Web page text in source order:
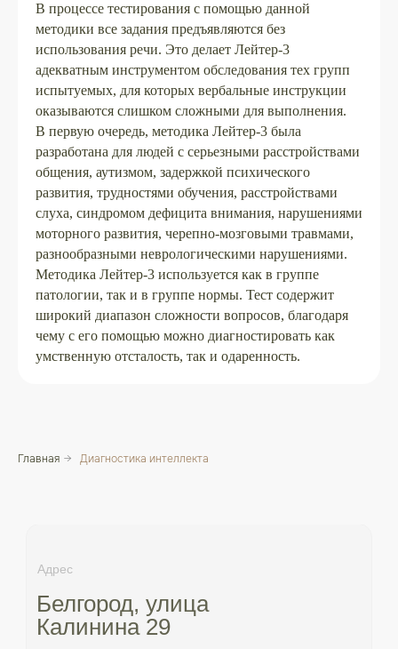
В процессе тестирования с помощью данной
методики все задания предъявляются без
использования речи. Это делает Лейтер-3
адекватным инструментом обследования тех групп
испытуемых, для которых вербальные инструкции
оказываются слишком сложными для выполнения.
В первую очередь, методика Лейтер-3 была
разработана для людей с серьезными расстройствами
общения, аутизмом, задержкой психического
развития, трудностями обучения, расстройствами
слуха, синдромом дефицита внимания, нарушениями
моторного развития, черепно-мозговыми травмами,
разнообразными неврологическими нарушениями.
Методика Лейтер-3 используется как в группе
патологии, так и в группе нормы. Тест содержит
широкий диапазон сложности вопросов, благодаря
чему с его помощью можно диагностировать как
умственную отсталость, так и одаренность.
Главная → Диагностика интеллекта
Адрес
Белгород, улица
Калинина 29